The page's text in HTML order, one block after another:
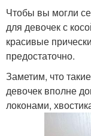
Чтобы вы могли
для девочек с
красивые
предостаточно.
Заметим, что
девочек вполне
локонами,